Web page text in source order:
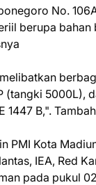
No.
berupa bahan
(tangki 5000L),
B,".
PMI Kota
IEA, Red
pada pukul